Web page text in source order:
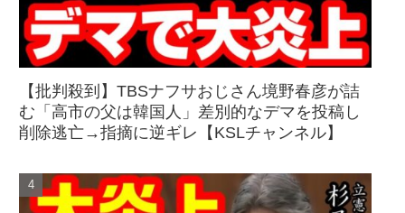
【批判殺到】TBSナフサおじさん境野春彦が詰
む「高市の父は韓国人」差別的なデマを投稿し
削除逃亡→指摘に逆ギレ【KSLチャンネル】